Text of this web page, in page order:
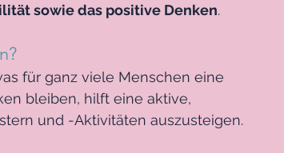
sowie das positive Denken.
für ganz viele Menschen eine
bleiben, hilft eine aktive,
und -Aktivitäten auszusteigen.